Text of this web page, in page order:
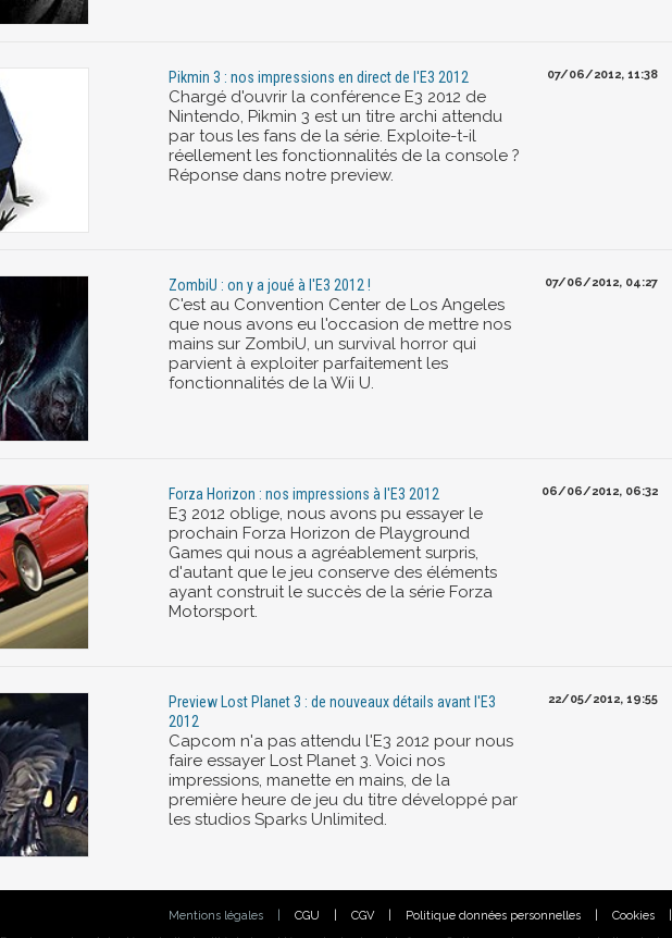
Pikmin 3 : nos impressions en direct de l'E3 2012
Chargé d'ouvrir la conférence E3 2012 de
Nintendo, Pikmin 3 est un titre archi attendu
par tous les fans de la série. Exploite-t-il
réellement les fonctionnalités de la console ?
Réponse dans notre preview.
07/06/2012, 11:38
ZombiU : on y a joué à l'E3 2012 !
C'est au Convention Center de Los Angeles
que nous avons eu l'occasion de mettre nos
mains sur ZombiU, un survival horror qui
parvient à exploiter parfaitement les
fonctionnalités de la Wii U.
07/06/2012, 04:27
Forza Horizon : nos impressions à l'E3 2012
E3 2012 oblige, nous avons pu essayer le
prochain Forza Horizon de Playground
Games qui nous a agréablement surpris,
d'autant que le jeu conserve des éléments
ayant construit le succès de la série Forza
Motorsport.
06/06/2012, 06:32
Preview Lost Planet 3 : de nouveaux détails avant l'E3
2012
Capcom n'a pas attendu l'E3 2012 pour nous
faire essayer Lost Planet 3. Voici nos
impressions, manette en mains, de la
première heure de jeu du titre développé par
les studios Sparks Unlimited.
22/05/2012, 19:55
Mentions légales CGU CGV Politique données personnelles Cookies